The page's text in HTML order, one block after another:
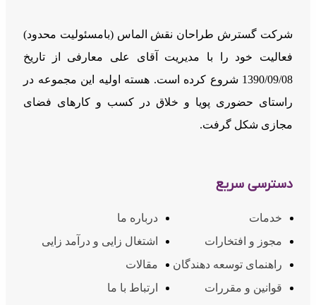
شرکت گسترش طراحان نقش الماس (بامسئوليت محدود)
فعالیت خود را با مدیریت آقای علی معارفی از تاریخ
1390/09/08 شروع کرده است. هسته اولیه این مجموعه در
راستای حضوری پویا و خلاق در کسب و کارهای فضای
مجازی شکل گرفت.
دسترسی سریع
خدمات
درباره ما
مجوز و افتخارات
اشتغال زایی و درآمد زایی
راهنمای توسعه دهندگان
مقالات
قوانین و مقررات
ارتباط با ما